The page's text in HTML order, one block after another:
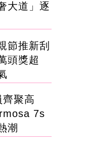
大道」逐
節推新刮
頭獎超
齊聚高
7s
潮